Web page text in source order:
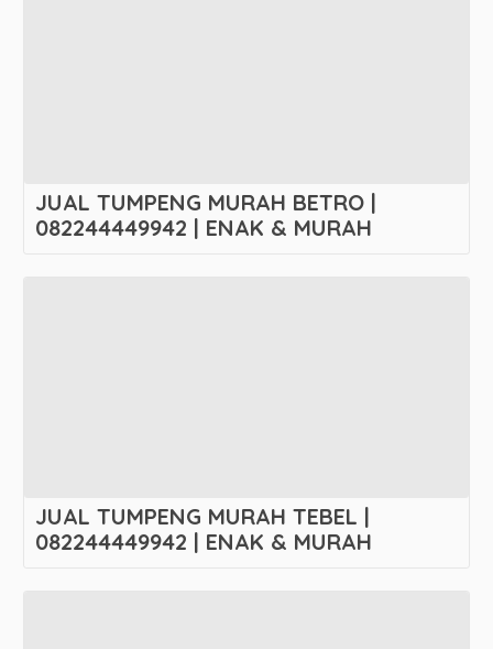
JUAL TUMPENG MURAH BETRO |
082244449942 | ENAK & MURAH
JUAL TUMPENG MURAH TEBEL |
082244449942 | ENAK & MURAH